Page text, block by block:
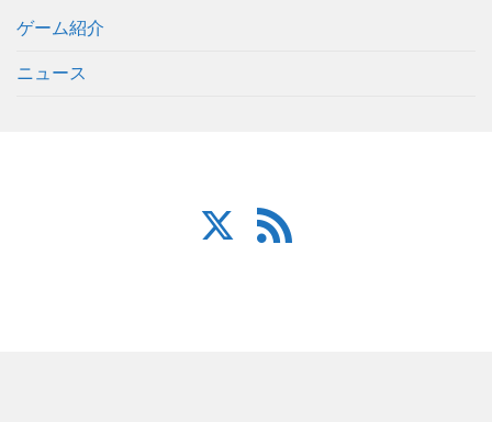
ゲーム紹介
ニュース